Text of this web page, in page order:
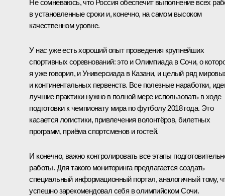
Не сомневаюсь, что Россия обеспечит выполнение всех
в установленные сроки и, конечно, на самом высоком
качественном уровне.
У нас уже есть хороший опыт проведения крупнейших
спортивных соревнований: это и Олимпиада в Сочи, о
я уже говорил, и Универсиада в Казани, и целый ряд
и континентальных первенств. Все полезные наработки,
лучшие практики нужно в полной мере использовать в ходе
подготовки к чемпионату мира по футболу 2018 года. Это
касается логистики, привлечения волонтёров, билетных
программ, приёма спортсменов и гостей.
И конечно, важно контролировать все этапы
работы. Для такого мониторинга предлагается создать
специальный информационный портал, аналогичный тому,
успешно зарекомендовал себя в олимпийском Сочи.